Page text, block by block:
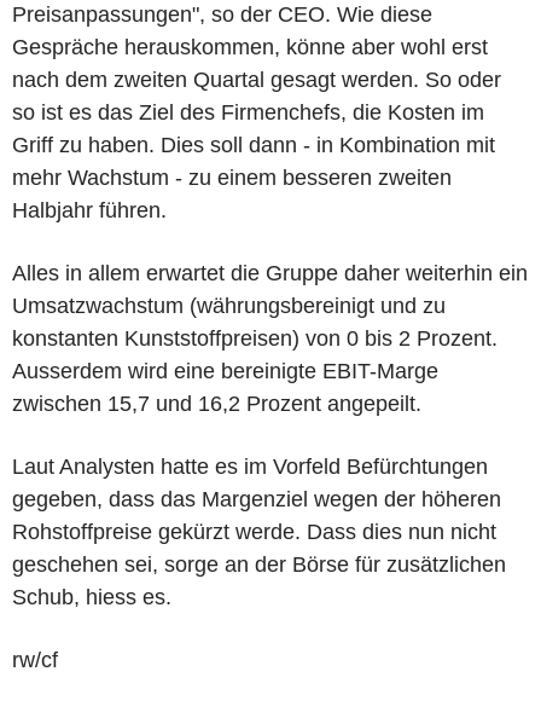
Preisanpassungen", so der CEO. Wie diese
Gespräche herauskommen, könne aber wohl erst
nach dem zweiten Quartal gesagt werden. So oder
so ist es das Ziel des Firmenchefs, die Kosten im
Griff zu haben. Dies soll dann - in Kombination mit
mehr Wachstum - zu einem besseren zweiten
Halbjahr führen.
Alles in allem erwartet die Gruppe daher weiterhin ein
Umsatzwachstum (währungsbereinigt und zu
konstanten Kunststoffpreisen) von 0 bis 2 Prozent.
Ausserdem wird eine bereinigte EBIT-Marge
zwischen 15,7 und 16,2 Prozent angepeilt.
Laut Analysten hatte es im Vorfeld Befürchtungen
gegeben, dass das Margenziel wegen der höheren
Rohstoffpreise gekürzt werde. Dass dies nun nicht
geschehen sei, sorge an der Börse für zusätzlichen
Schub, hiess es.
rw/cf